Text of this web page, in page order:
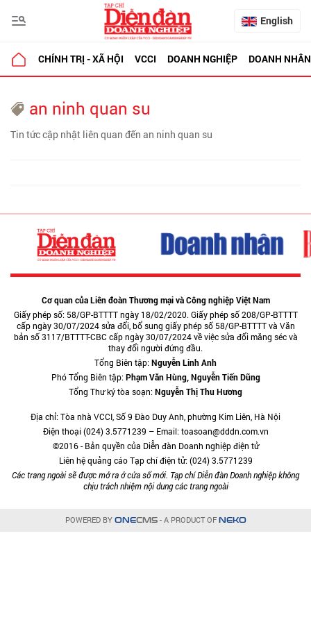
English
CHÍNH TRỊ - XÃ HỘI VCCI DOANH NGHIỆP DOANH NHÂN
an ninh quan su
Tin tức cập nhật liên quan đến an ninh quan su
Cơ quan của Liên đoàn Thương mại và Công nghiệp Việt Nam
Giấy phép số: 58/GP-BTTTT ngày 18/02/2020. Giấy phép số 208/GP-BTTTT
cấp ngày 30/07/2024 sửa đổi, bổ sung giấy phép số 58/GP-BTTTT và Văn
bản số 3117/BTTTT-CBC cấp ngày 30/07/2024 về việc sửa đổi măng séc và
thay đổi người đứng đầu.
Tổng Biên tập:Nguyễn Linh Anh
Phó Tổng Biên tập:Phạm Văn Hùng, Nguyễn Tiến Dũng
Tổng Thư ký tòa soạn:Nguyễn Thị Thu Hương
Địa chỉ: Tòa nhà VCCI, Số 9 Đào Duy Anh, phường Kim Liên, Hà Nội
Điện thoại (024) 3.5771239 – Email: toasoan@dddn.com.vn
©2016 - Bản quyền của Diễn đàn Doanh nghiệp điện tử
Liên hệ quảng cáo Tạp chí điện tử: (024) 3.5771239
Các trang ngoài sẽ được mở ra ở cửa sổ mới. Tạp chí Diễn đàn Doanh nghiệp không
chịu trách nhiệm nội dung các trang ngoài
POWERED BY ONECMS- A PRODUCT OF NEKO